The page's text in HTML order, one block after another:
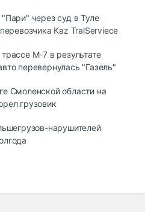
через суд в Туле
Kaz TralServiece
М-7 в результате
перевернулась "Газель"
Смоленской области на
грузовик
нарушителей